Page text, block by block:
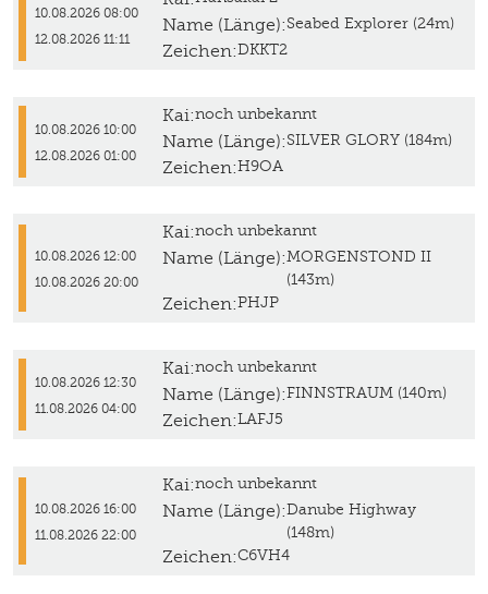
10.08.2026 08:00
12.08.2026 11:11
Name (Länge):Seabed Explorer (24m)
Zeichen:DKKT2
10.08.2026 10:00
12.08.2026 01:00
Kai:noch unbekannt
Name (Länge):SILVER GLORY (184m)
Zeichen:H9OA
10.08.2026 12:00
10.08.2026 20:00
Kai:noch unbekannt
Name (Länge):MORGENSTOND II
(143m)
Zeichen:PHJP
10.08.2026 12:30
11.08.2026 04:00
Kai:noch unbekannt
Name (Länge):FINNSTRAUM (140m)
Zeichen:LAFJ5
10.08.2026 16:00
11.08.2026 22:00
Kai:noch unbekannt
Name (Länge):Danube Highway
(148m)
Zeichen:C6VH4